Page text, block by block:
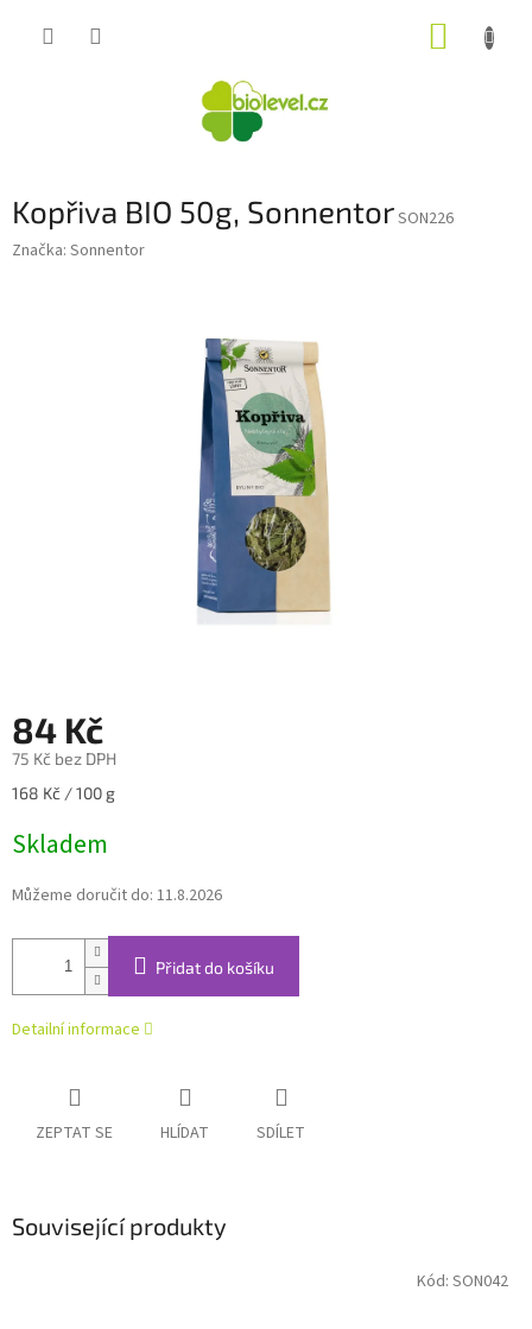
Kopřiva BIO 50g, SonnentorSON226
Značka: Sonnentor
84 Kč
75 Kč bez DPH
Měrná
168 Kč / 100 g
Skladem
Můžeme doručit do: 11.8.2026
Přidat do košíku
Detailní informace
ZEPTAT SE HLÍDAT SDÍLET
Související produkty
Kód: SON042